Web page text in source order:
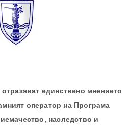
единствено мнението
оператор на Програма
наследство и